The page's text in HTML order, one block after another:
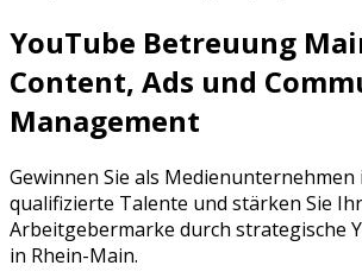
YouTube Betreuung
Content, Ads und
Management
Gewinnen Sie als Medienunternehmen
qualifizierte Talente und stärken Sie
Arbeitgebermarke durch strategische
in Rhein-Main.